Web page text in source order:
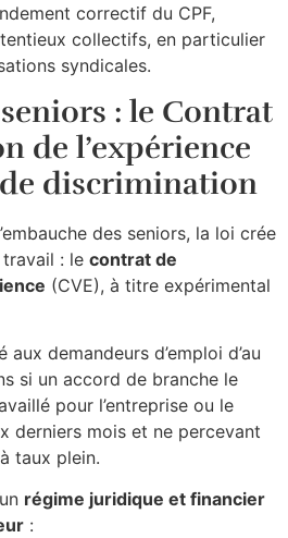
correctif du CPF,
collectifs, en particulier
syndicales.​
: le Contrat
de l’expérience
discrimination
des seniors, la loi crée
: le contrat de
(CVE), à titre expérimental
aux demandeurs d’emploi d’au
si un accord de branche le
pour l’entreprise ou le
derniers mois et ne percevant
taux plein.​
régime juridique et financier
: